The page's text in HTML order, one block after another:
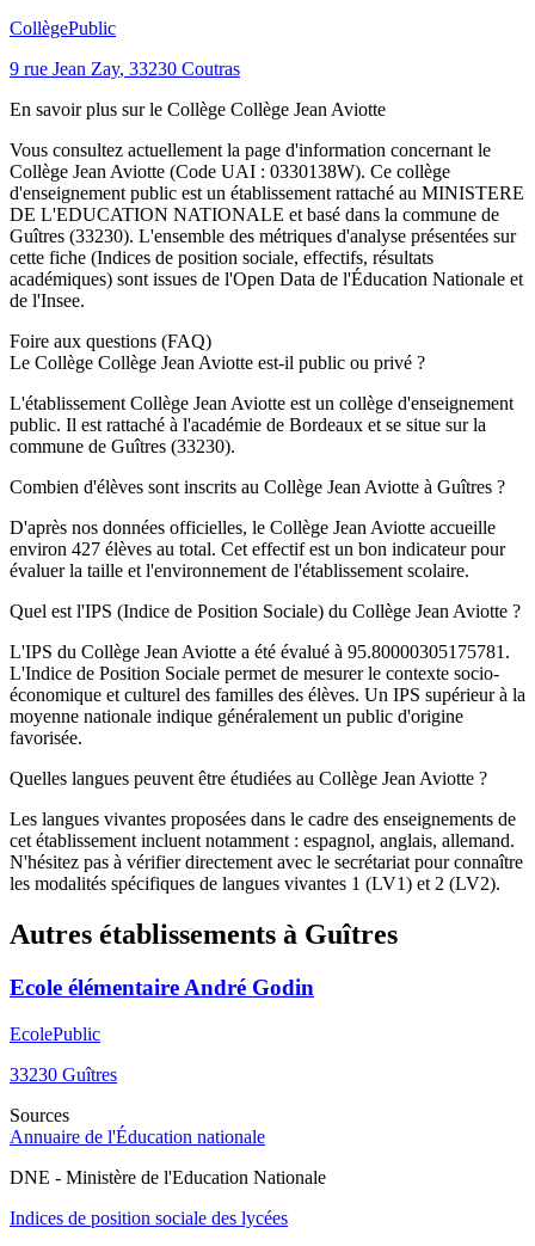
CollègePublic
9 rue Jean Zay, 33230 Coutras
En savoir plus sur le Collège Collège Jean Aviotte
Vous consultez actuellement la page d'information concernant le
Collège Jean Aviotte (Code UAI : 0330138W). Ce collège
d'enseignement public est un établissement rattaché au MINISTERE
DE L'EDUCATION NATIONALE et basé dans la commune de
Guîtres (33230). L'ensemble des métriques d'analyse présentées sur
cette fiche (Indices de position sociale, effectifs, résultats
académiques) sont issues de l'Open Data de l'Éducation Nationale et
de l'Insee.
Foire aux questions (FAQ)
Le Collège Collège Jean Aviotte est-il public ou privé ?
L'établissement Collège Jean Aviotte est un collège d'enseignement
public. Il est rattaché à l'académie de Bordeaux et se situe sur la
commune de Guîtres (33230).
Combien d'élèves sont inscrits au Collège Jean Aviotte à Guîtres ?
D'après nos données officielles, le Collège Jean Aviotte accueille
environ 427 élèves au total. Cet effectif est un bon indicateur pour
évaluer la taille et l'environnement de l'établissement scolaire.
Quel est l'IPS (Indice de Position Sociale) du Collège Jean Aviotte ?
L'IPS du Collège Jean Aviotte a été évalué à 95.80000305175781.
L'Indice de Position Sociale permet de mesurer le contexte socio-
économique et culturel des familles des élèves. Un IPS supérieur à la
moyenne nationale indique généralement un public d'origine
favorisée.
Quelles langues peuvent être étudiées au Collège Jean Aviotte ?
Les langues vivantes proposées dans le cadre des enseignements de
cet établissement incluent notamment : espagnol, anglais, allemand.
N'hésitez pas à vérifier directement avec le secrétariat pour connaître
les modalités spécifiques de langues vivantes 1 (LV1) et 2 (LV2).
Autres établissements à Guîtres
Ecole élémentaire André Godin
EcolePublic
33230 Guîtres
Sources
Annuaire de l'Éducation nationale
DNE - Ministère de l'Education Nationale
Indices de position sociale des lycées